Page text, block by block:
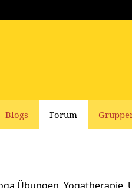
Blogs Forum
Übungen, Yogatherapie,